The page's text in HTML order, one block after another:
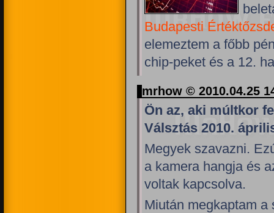
Budapesti
elemeztem a főbb
chip-peket és a 12.
mrhow © 2010.04.25
Ön az, aki múltkor
Válsztás 2010.
Megyek szavazni.
a kamera hangja és
voltak kapcsolva.
Miután megkaptam a